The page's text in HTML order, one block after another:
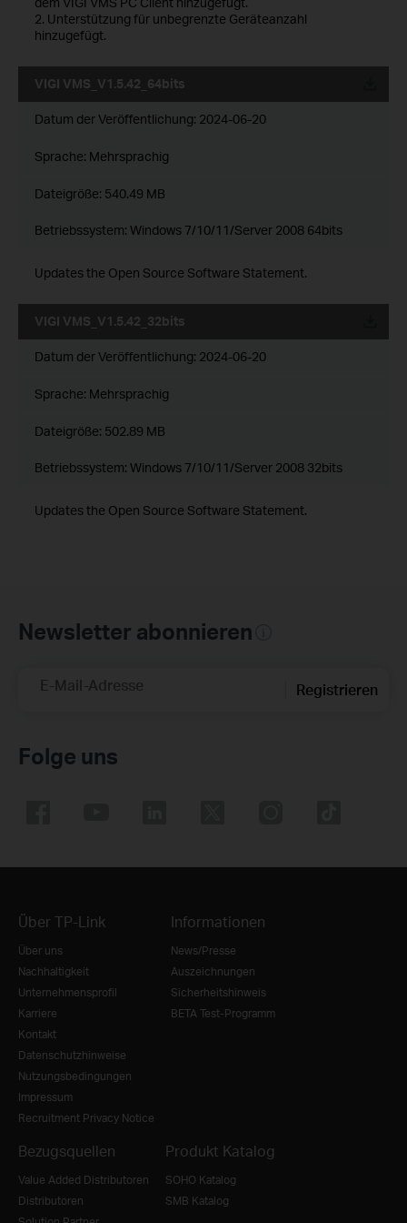
2. Unterstützung für unbegrenzte Geräteanzahl
hinzugefügt.
VIGI VMS_V1.5.42_64bits
Datum der Veröffentlichung: 2024-06-20
Sprache: Mehrsprachig
Dateigröße: 540.49 MB
Betriebssystem: Windows 7/10/11/Server 2008 64bits
Updates the Open Source Software Statement.
VIGI VMS_V1.5.42_32bits
Datum der Veröffentlichung: 2024-06-20
Sprache: Mehrsprachig
Dateigröße: 502.89 MB
Betriebssystem: Windows 7/10/11/Server 2008 32bits
Updates the Open Source Software Statement.
Newsletter abonnieren
E-Mail-Adresse Registrieren
Folge uns
Über TP-Link
Über uns
Nachhaltigkeit
Unternehmensprofil
Karriere
Kontakt
Datenschutzhinweise
Nutzungsbedingungen
Impressum
Recruitment Privacy Notice
Informationen
News/Presse
Auszeichnungen
Sicherheitshinweis
BETA Test-Programm
Bezugsquellen
Value Added Distributoren
Distributoren
Produkt Katalog
SOHO Katalog
SMB Katalog